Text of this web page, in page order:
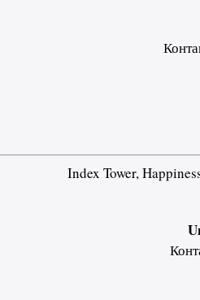
Index Tower,